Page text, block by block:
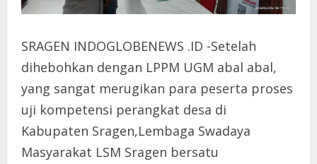
SRAGEN INDOGLOBENEWS .ID -Setelah
dihebohkan dengan LPPM UGM abal abal,
yang sangat merugikan para peserta proses
uji kompetensi perangkat desa di
Kabupaten Sragen,Lembaga Swadaya
Masyarakat LSM Sragen bersatu